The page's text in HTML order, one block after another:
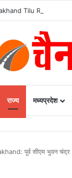
Tilu Rauteli
राज्य मध्यप्रदेश
पूर्व सीएम भुवन चंद्र